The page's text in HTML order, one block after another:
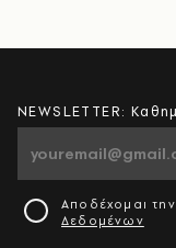
NEWSLETTER:
Αποδέχομαι την
Δεδομένων